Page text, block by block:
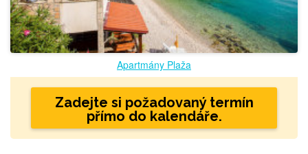
Apartmány Plaža
Zadejte si požadovaný termín
přímo do kalendáře.